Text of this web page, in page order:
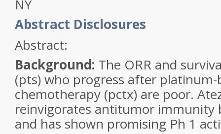
NY
Abstract Disclosures
Abstract:
Background: The ORR and
(pts) who progress after platinum-
chemotherapy (pctx) are poor.
reinvigorates antitumor immunity
and has shown promising Ph 1